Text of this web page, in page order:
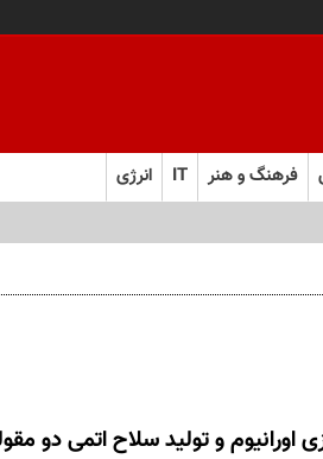
فرهنگ و هنر IT انرژی
و تولید سلاح‌ اتمی دو